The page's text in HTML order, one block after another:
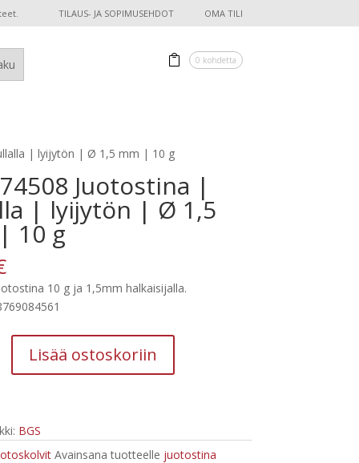
TILAUS- JA SOPIMUSEHDOT OMA TILI
0 kohdetta
| lyijytön | Ø 1,5 mm | 10 g
74508 Juotostina |
| lyijytön | Ø 1,5
10 g
10 g ja 1,5mm halkaisijalla.
Lisää ostoskoriin
BGS
Avainsana tuotteelle juotostina